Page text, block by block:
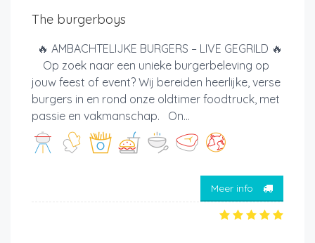
The burgerboys
🔥 AMBACHTELIJKE BURGERS – LIVE GEGRILD 🔥
Op zoek naar een unieke burgerbeleving op
jouw feest of event? Wij bereiden heerlijke, verse
burgers in en rond onze oldtimer foodtruck, met
passie en vakmanschap. On...
Meer info